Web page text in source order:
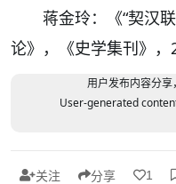
蒋金玲：《“契汉
论》，《史学集刊》，
用户发布内容分
User-generated
关注 分享 1